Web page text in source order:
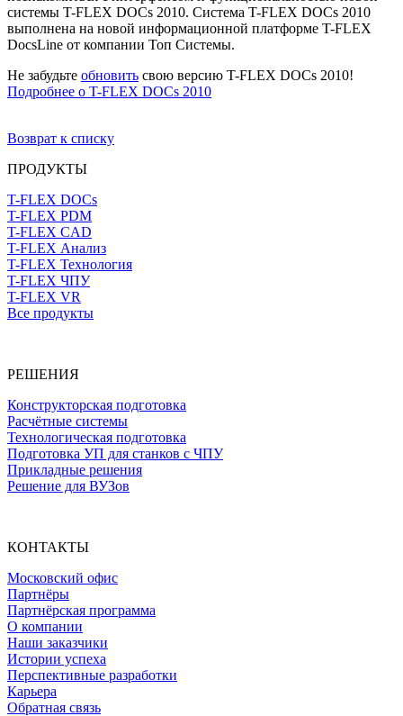
системы T-FLEX DOCs 2010. Система T-FLEX DOCs 2010
выполнена на новой информационной платформе T-FLEX
DocsLine от компании Топ Системы.
Не забудьте обновить свою версию T-FLEX DOCs 2010!
Подробнее о T-FLEX DOCs 2010
Возврат к списку
ПРОДУКТЫ
T-FLEX DOCs
T-FLEX PDM
T-FLEX CAD
T-FLEX Анализ
T-FLEX Технология
T-FLEX ЧПУ
T-FLEX VR
Все продукты
РЕШЕНИЯ
Конструкторская подготовка
Расчётные системы
Технологическая подготовка
Подготовка УП для станков с ЧПУ
Прикладные решения
Решение для ВУЗов
КОНТАКТЫ
Московский офис
Партнёры
Партнёрская программа
О компании
Наши заказчики
Истории успеха
Перспективные разработки
Карьера
Обратная связь